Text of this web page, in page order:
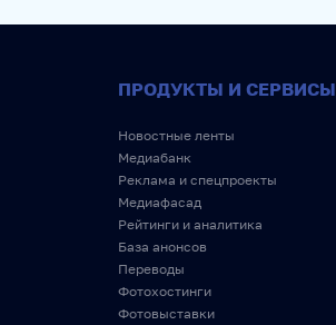
ПРОДУКТЫ И СЕРВИСЫ
Новостные ленты
Медиабанк
Реклама и спецпроекты
Медиафасад
Рейтинги и аналитика
База анонсов
Переводы
Фотохостинги
Фотовыставки